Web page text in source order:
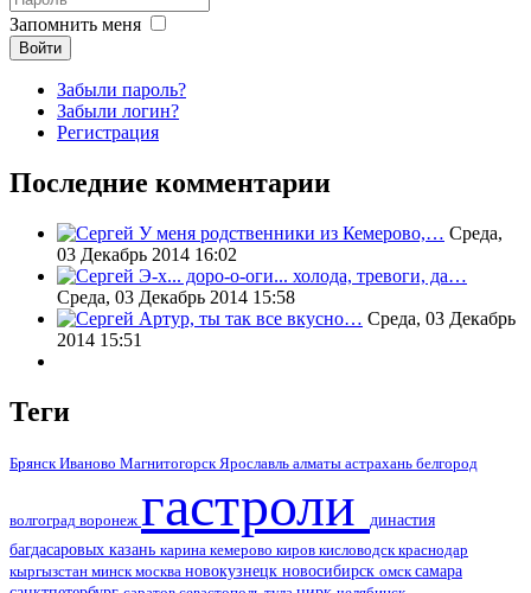
Запомнить меня
Войти
Забыли пароль?
Забыли логин?
Регистрация
Последние комментарии
У меня родственники из Кемерово,… Среда,
03 Декабрь 2014 16:02
Э-х... доро-о-оги... холода, тревоги, да…
Среда, 03 Декабрь 2014 15:58
Артур, ты так все вкусно… Среда, 03 Декабрь
2014 15:51
Теги
Брянск Иваново Магнитогорск Ярославль алматы астрахань белгород
волгоград воронеж гастроли
династия
багдасаровых казань карина кемерово киров кисловодск краснодар
кыргызстан минск москва новокузнецк новосибирск омск самара